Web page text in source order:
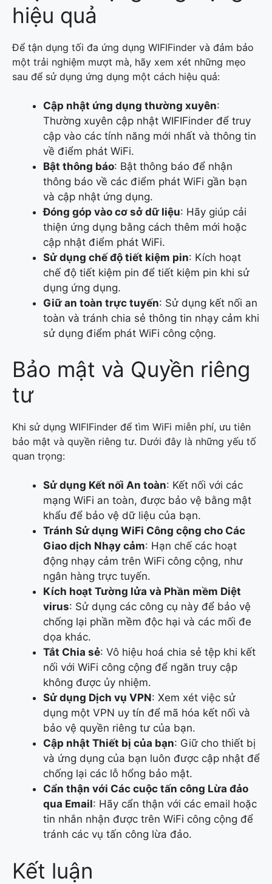
hiệu quả
Để tận dụng tối đa ứng dụng WIFIFinder và đảm bảo
một trải nghiệm mượt mà, hãy xem xét những mẹo
sau để sử dụng ứng dụng một cách hiệu quả:
Cập nhật ứng dụng thường xuyên:
Thường xuyên cập nhật WIFIFinder để truy
cập vào các tính năng mới nhất và thông tin
về điểm phát WiFi.
Bật thông báo: Bật thông báo để nhận
thông báo về các điểm phát WiFi gần bạn
và cập nhật ứng dụng.
Đóng góp vào cơ sở dữ liệu: Hãy giúp cải
thiện ứng dụng bằng cách thêm mới hoặc
cập nhật điểm phát WiFi.
Sử dụng chế độ tiết kiệm pin: Kích hoạt
chế độ tiết kiệm pin để tiết kiệm pin khi sử
dụng ứng dụng.
Giữ an toàn trực tuyến: Sử dụng kết nối an
toàn và tránh chia sẻ thông tin nhạy cảm khi
sử dụng điểm phát WiFi công cộng.
Bảo mật và Quyền riêng
tư
Khi sử dụng WIFIFinder để tìm WiFi miễn phí, ưu tiên
bảo mật và quyền riêng tư. Dưới đây là những yếu tố
quan trọng:
Sử dụng Kết nối An toàn: Kết nối với các
mạng WiFi an toàn, được bảo vệ bằng mật
khẩu để bảo vệ dữ liệu của bạn.
Tránh Sử dụng WiFi Công cộng cho Các
Giao dịch Nhạy cảm: Hạn chế các hoạt
động nhạy cảm trên WiFi công cộng, như
ngân hàng trực tuyến.
Kích hoạt Tường lửa và Phần mềm Diệt
virus: Sử dụng các công cụ này để bảo vệ
chống lại phần mềm độc hại và các mối đe
dọa khác.
Tắt Chia sẻ: Vô hiệu hoá chia sẻ tệp khi kết
nối với WiFi công cộng để ngăn truy cập
không được ủy nhiệm.
Sử dụng Dịch vụ VPN: Xem xét việc sử
dụng một VPN uy tín để mã hóa kết nối và
bảo vệ quyền riêng tư của bạn.
Cập nhật Thiết bị của bạn: Giữ cho thiết bị
và ứng dụng của bạn luôn được cập nhật để
chống lại các lỗ hổng bảo mật.
Cẩn thận với Các cuộc tấn công Lừa đảo
qua Email: Hãy cẩn thận với các email hoặc
tin nhắn nhận được trên WiFi công cộng để
tránh các vụ tấn công lừa đảo.
Kết luận